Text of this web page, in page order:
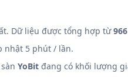
Dữ liệu được tổng hợp từ
nhật 5 phút / lần.
YoBit đang có khối lượng